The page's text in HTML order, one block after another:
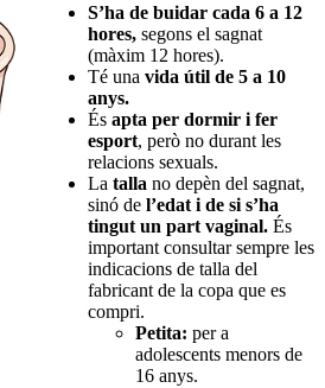
S’ha de buidar cada 6 a 12
hores, segons el sagnat
(màxim 12 hores).
Té una vida útil de 5 a 10
anys.
És apta per dormir i fer
esport, però no durant les
relacions sexuals.
La talla no depèn del sagnat,
sinó de l’edat i de si s’ha
tingut un part vaginal. És
important consultar sempre les
indicacions de talla del
fabricant de la copa que es
compri.
Petita: per a
adolescents menors de
16 anys.